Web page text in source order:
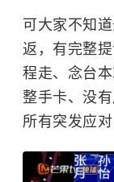
可大家不知
返，有完整
程走、念台
整手卡、没
所有突发应